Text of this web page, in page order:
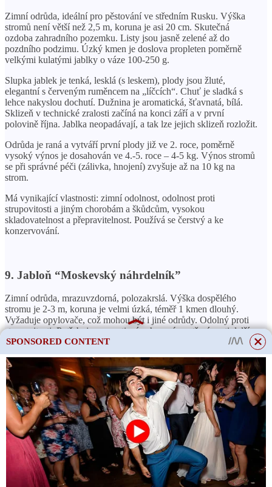
Zimní odrůda, ideální pro pěstování ve středním Rusku. Výška
stromů není větší než 2,5 m, koruna je asi 20 cm. Skutečná
ozdoba zahradního pozemku. Listy jsou jasně zelené až do
pozdního podzimu. Úzký kmen je doslova propleten poměrně
velkými kulatými jablky o váze 100-250 g.
Slupka jablek je tenká, lesklá (s leskem), plody jsou žluté,
elegantní s červeným ruměncem na „líčcích“. Chuť je sladká s
lehce nakyslou dochutí. Dužnina je aromatická, šťavnatá, bílá.
Sklizeň v technické zralosti začíná na konci září a v první
polovině října. Jablka neopadávají, a tak lze jejich sklizeň rozložit.
Odrůda je raná a vytváří první plody již ve 2. roce, poměrně
vysoký výnos je dosahován ve 4.-5. roce – 4-5 kg. Výnos stromů
se při správné péči (zálivka, hnojení) zvyšuje až na 10 kg na
strom.
Má vynikající vlastnosti: zimní odolnost, odolnost proti
strupovitosti a jiným chorobám a škůdcům, vysokou
skladovatelnost a přepravitelnost. Používá se čerstvý a ke
konzervování.
9. Jabloň “Moskevský náhrdelník”
Zimní odrůda, mrazuvzdorná, polozakrslá. Výška dospělého
stromu je 2-3 m, koruna je velmi úzká, téměř 1 kmen dlouhý.
Vyžaduje opylovače, což mohou být i jiné odrůdy. Odolný proti
strupovitosti. Potřebuje preventivní ochranná opatření proti dalším
chorobám (monilióza, skvrnitost) a škůdcům (obal, mšice, roztoč).
ČTĚTE VÍCE
Je možné chovat králíky v
zemi?
Rychle rostoucí odrůda, testování plodů lze provádět již v prvním
roce. Plod je roční. Plody jsou umístěny podél centrálního stonku.
Vrcholný výnos nastává ve 4.–5. Maximální výnos je v průměru
10 kg na strom. Ale po 10 letech aktivního plodu se výnos prudce
SPONSORED CONTENT